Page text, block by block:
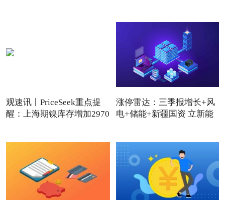
观速讯丨PriceSeek重点提
醒：上海期镍库存增加2970
涨停雷达：三季报增长+风
电+储能+新疆国资 立新能